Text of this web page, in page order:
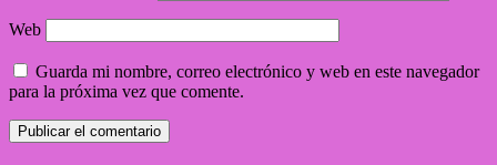
Web
Guarda mi nombre, correo electrónico y web en este navegador
para la próxima vez que comente.